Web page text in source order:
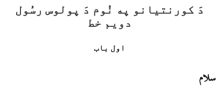
دَ کورنتيانو په نُوم دَ پولوس رسُول
دويم خط
اول باب
سلام